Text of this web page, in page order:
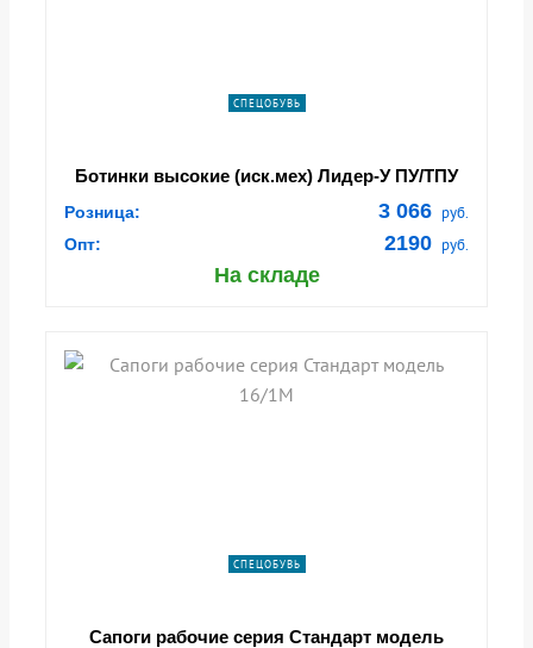
СПЕЦОБУВЬ
Ботинки высокие (иск.мех) Лидер-У ПУ/ТПУ
Розница: 3 066 руб.
Опт: 2190 руб.
На складе
СПЕЦОБУВЬ
Сапоги рабочие серия Стандарт модель